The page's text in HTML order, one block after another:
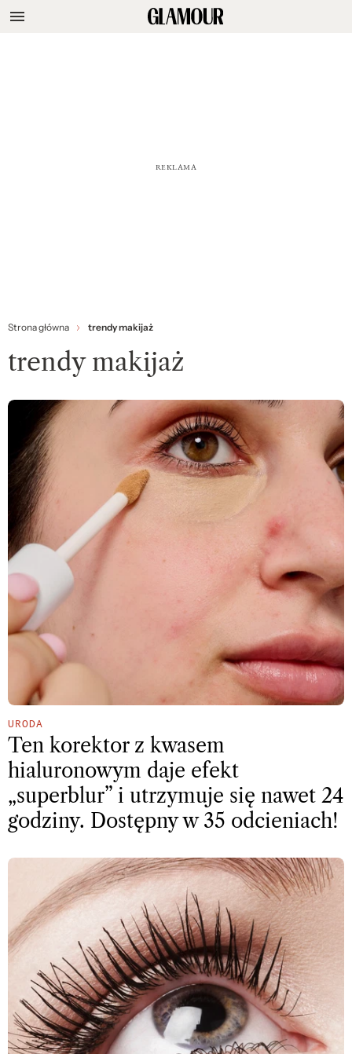
Strona główna trendy makijaż
trendy makijaż
URODA
Ten korektor z kwasem
hialuronowym daje efekt
„superblur” i utrzymuje się nawet 24
godziny. Dostępny w 35 odcieniach!